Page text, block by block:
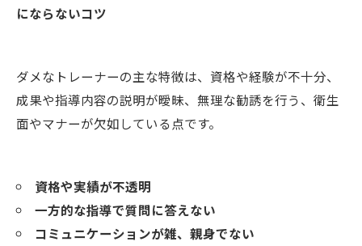
にならないコツ
ダメなトレーナーの主な特徴は、資格や経験が不十分、
成果や指導内容の説明が曖昧、無理な勧誘を行う、衛生
面やマナーが欠如している点です。
資格や実績が不透明
一方的な指導で質問に答えない
コミュニケーションが雑、親身でない